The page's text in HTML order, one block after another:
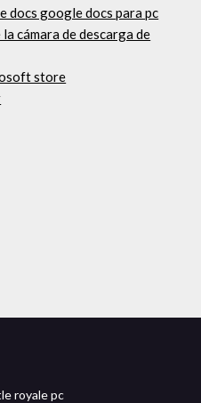
docs google docs para pc
cámara de descarga de
store
royale pc